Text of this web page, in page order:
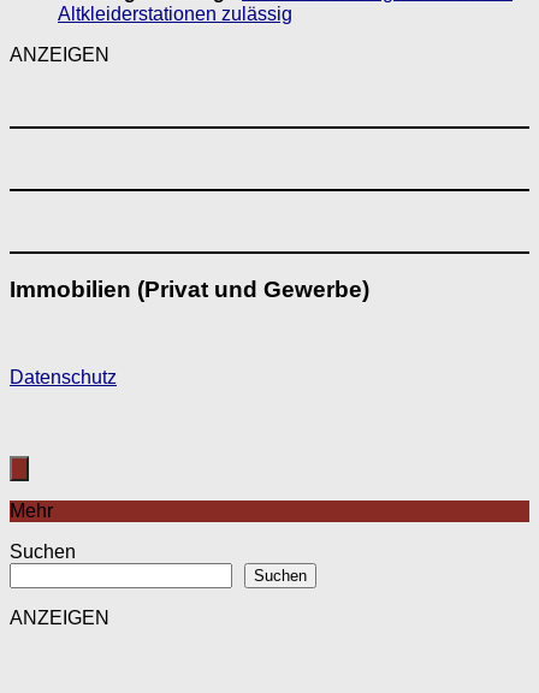
Altkleiderstationen zulässig
ANZEIGEN
Immobilien (Privat und Gewerbe)
Datenschutz
Mehr
Suchen
Suchen
ANZEIGEN